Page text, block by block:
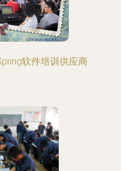
软件培训供应商